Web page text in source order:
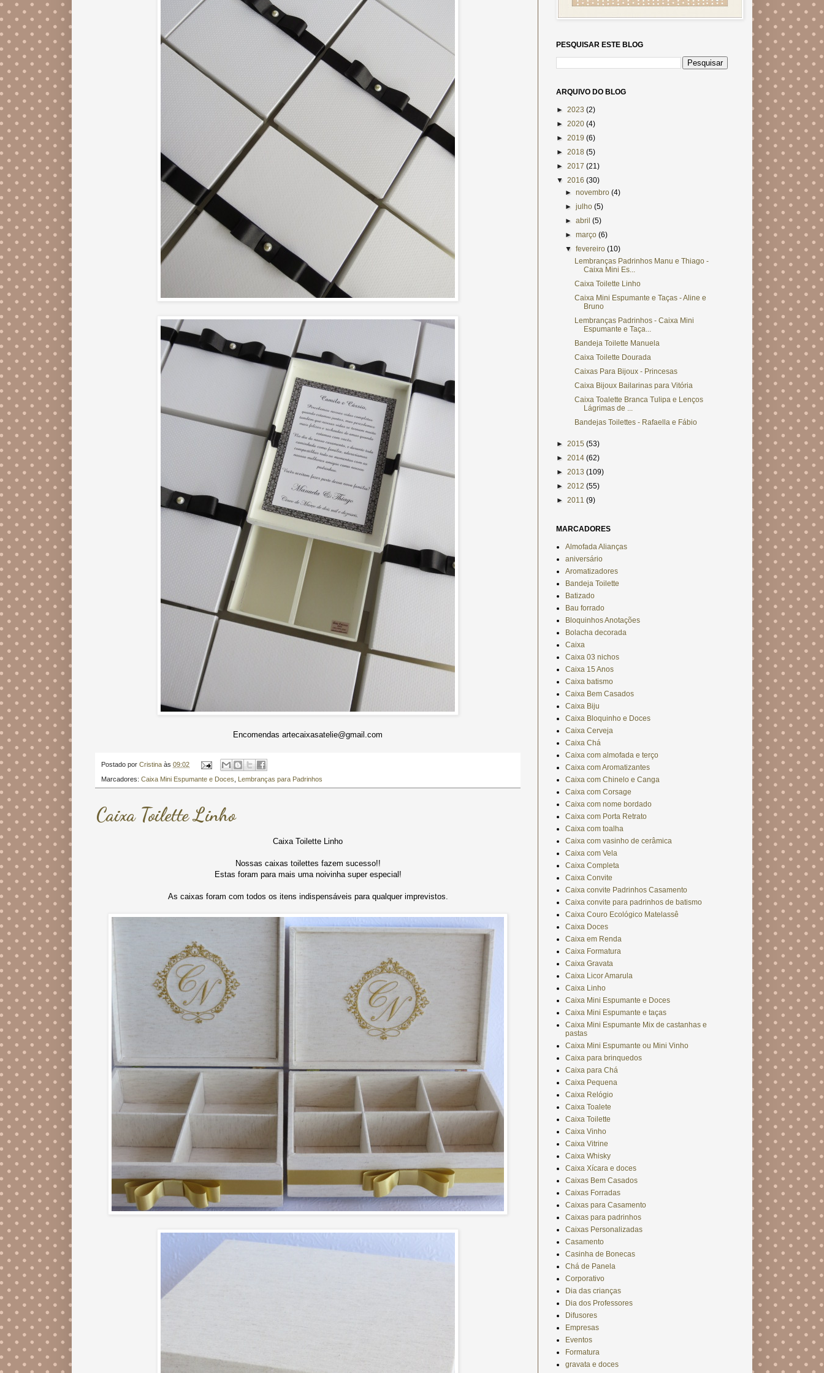
Encomendas artecaixasatelie@gmail.com
Postado por Cristina às 09:02
Marcadores: Caixa Mini Espumante e Doces, Lembranças para Padrinhos
Caixa Toilette Linho
Caixa Toilette Linho
Nossas caixas toilettes fazem sucesso!!
Estas foram para mais uma noivinha super especial!
As caixas foram com todos os itens indispensáveis para qualquer imprevistos.
PESQUISAR ESTE BLOG
ARQUIVO DO BLOG
► 2023 (2)
► 2020 (4)
► 2019 (6)
► 2018 (5)
► 2017 (21)
▼ 2016 (30)
►novembro(4)
►julho(5)
►abril(5)
►março(6)
▼fevereiro(10)
Lembranças Padrinhos Manu e Thiago -
Caixa Mini Es...
Caixa Toilette Linho
Caixa Mini Espumante e Taças - Aline e
Bruno
Lembranças Padrinhos - Caixa Mini
Espumante e Taça...
Bandeja Toilette Manuela
Caixa Toilette Dourada
Caixas Para Bijoux - Princesas
Caixa Bijoux Bailarinas para Vitória
Caixa Toalette Branca Tulipa e Lenços
Lágrimas de ...
Bandejas Toilettes - Rafaella e Fábio
► 2015 (53)
► 2014 (62)
► 2013 (109)
► 2012 (55)
► 2011 (9)
MARCADORES
Almofada Alianças
aniversário
Aromatizadores
Bandeja Toilette
Batizado
Bau forrado
Bloquinhos Anotações
Bolacha decorada
Caixa
Caixa 03 nichos
Caixa 15 Anos
Caixa batismo
Caixa Bem Casados
Caixa Biju
Caixa Bloquinho e Doces
Caixa Cerveja
Caixa Chá
Caixa com almofada e terço
Caixa com Aromatizantes
Caixa com Chinelo e Canga
Caixa com Corsage
Caixa com nome bordado
Caixa com Porta Retrato
Caixa com toalha
Caixa com vasinho de cerâmica
Caixa com Vela
Caixa Completa
Caixa Convite
Caixa convite Padrinhos Casamento
Caixa convite para padrinhos de batismo
Caixa Couro Ecológico Matelassê
Caixa Doces
Caixa em Renda
Caixa Formatura
Caixa Gravata
Caixa Licor Amarula
Caixa Linho
Caixa Mini Espumante e Doces
Caixa Mini Espumante e taças
Caixa Mini Espumante Mix de castanhas e
pastas
Caixa Mini Espumante ou Mini Vinho
Caixa para brinquedos
Caixa para Chá
Caixa Pequena
Caixa Relógio
Caixa Toalete
Caixa Toilette
Caixa Vinho
Caixa Vitrine
Caixa Whisky
Caixa Xícara e doces
Caixas Bem Casados
Caixas Forradas
Caixas para Casamento
Caixas para padrinhos
Caixas Personalizadas
Casamento
Casinha de Bonecas
Chá de Panela
Corporativo
Dia das crianças
Dia dos Professores
Difusores
Empresas
Eventos
Formatura
gravata e doces